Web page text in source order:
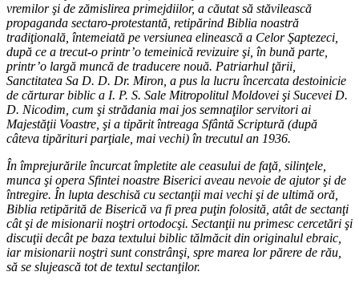
vremilor şi de zămislirea primejdiilor, a căutat să stăvilească
propaganda sectaro-protestantă, retipărind Biblia noastră
tradiţională, întemeiată pe versiunea elinească a Celor Şaptezeci,
după ce a trecut-o printr’o temeinică revizuire şi, în bună parte,
printr’o largă muncă de traducere nouă. Patriarhul ţării,
Sanctitatea Sa D. D. Dr. Miron, a pus la lucru încercata destoinicie
de cărturar biblic a I. P. S. Sale Mitropolitul Moldovei şi Sucevei D.
D. Nicodim, cum şi strădania mai jos semnaţilor servitori ai
Majestăţii Voastre, şi a tipărit întreaga Sfântă Scriptură (după
câteva tipărituri parţiale, mai vechi) în trecutul an 1936.
În împrejurările încurcat împletite ale ceasului de faţă, silinţele,
munca şi opera Sfintei noastre Biserici aveau nevoie de ajutor şi de
întregire. În lupta deschisă cu sectanţii mai vechi şi de ultimă oră,
Biblia retipărită de Biserică va fi prea puţin folosită, atât de sectanţi
cât şi de misionarii noştri ortodocşi. Sectanţii nu primesc cercetări şi
discuţii decât pe baza textului biblic tălmăcit din originalul ebraic,
iar misionarii noştri sunt constrânşi, spre marea lor părere de rău,
să se slujească tot de textul sectanţilor.